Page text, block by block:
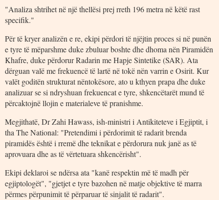
"Analiza shtrihet në një thellësi prej rreth 196 metra në këtë rast
specifik."
Për të kryer analizën e re, ekipi përdori të njëjtin proces si në punën
e tyre të mëparshme duke zbuluar boshte dhe dhoma nën Piramidën
Khafre, duke përdorur Radarin me Hapje Sintetike (SAR). Ata
dërguan valë me frekuencë të lartë në tokë nën varrin e Osirit. Kur
valët goditën strukturat nëntokësore, ato u kthyen prapa dhe duke
analizuar se si ndryshuan frekuencat e tyre, shkencëtarët mund të
përcaktojnë llojin e materialeve të pranishme.
Megjithatë, Dr Zahi Hawass, ish-ministri i Antikiteteve i Egjiptit, i
tha The National: "Pretendimi i përdorimit të radarit brenda
piramidës është i rremë dhe teknikat e përdorura nuk janë as të
aprovuara dhe as të vërtetuara shkencërisht".
Ekipi deklaroi se ndërsa ata "kanë respektin më të madh për
egjiptologët", "gjetjet e tyre bazohen në matje objektive të marra
përmes përpunimit të përparuar të sinjalit të radarit".